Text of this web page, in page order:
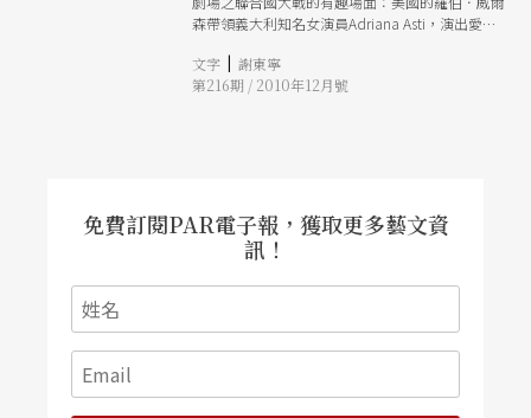
森帶領義大利知名女演員Adriana Asti，演出愛爾
（Luc Bondy），挑戰羅馬尼亞尤涅斯柯的《椅
子》。
文字 | 謝東寧
第216期 / 2010年12月號
免費訂閱PAR電子報，獲取更多藝文資
訊！